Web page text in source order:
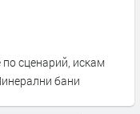
сценарий, искам
бани